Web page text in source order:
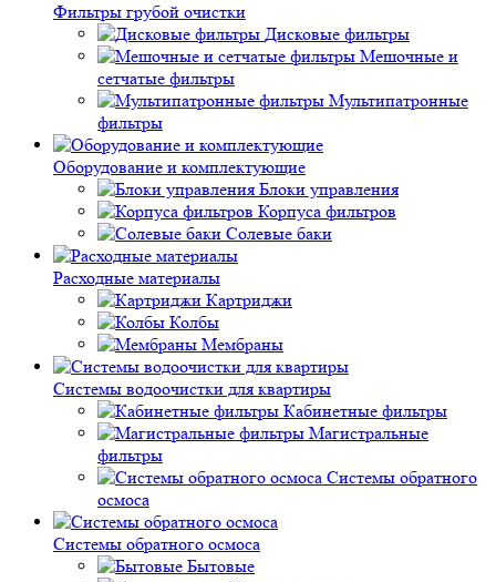
Фильтры грубой очистки
Дисковые фильтры
Мешочные и
сетчатые фильтры
Мультипатронные
фильтры
Оборудование и комплектующие
Блоки управления
Корпуса фильтров
Солевые баки
Расходные материалы
Картриджи
Колбы
Мембраны
Системы водоочистки для квартиры
Кабинетные фильтры
Магистральные
фильтры
Системы обратного
осмоса
Системы обратного осмоса
Бытовые